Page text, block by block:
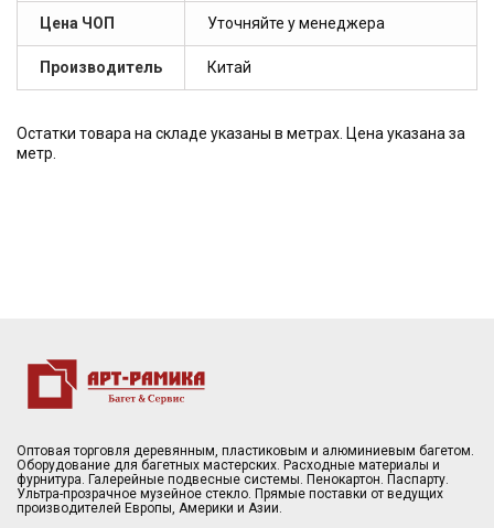
Цена ЧОП Уточняйте у менеджера
Производитель Китай
Остатки товара на складе указаны в метрах. Цена указана за
метр.
Оптовая торговля деревянным, пластиковым и алюминиевым багетом.
Оборудование для багетных мастерских. Расходные материалы и
фурнитура. Галерейные подвесные системы. Пенокартон. Паспарту.
Ультра-прозрачное музейное стекло. Прямые поставки от ведущих
производителей Европы, Америки и Азии.